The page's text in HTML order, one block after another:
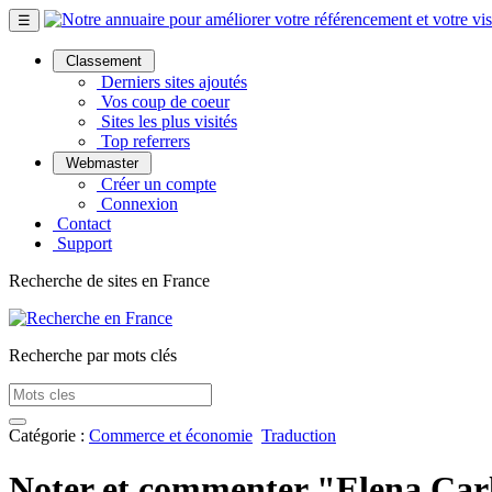
☰
Classement
Derniers sites ajoutés
Vos coup de coeur
Sites les plus visités
Top referrers
Webmaster
Créer un compte
Connexion
Contact
Support
Recherche de sites en France
Recherche par mots clés
Catégorie : Commerce et économie Traduction